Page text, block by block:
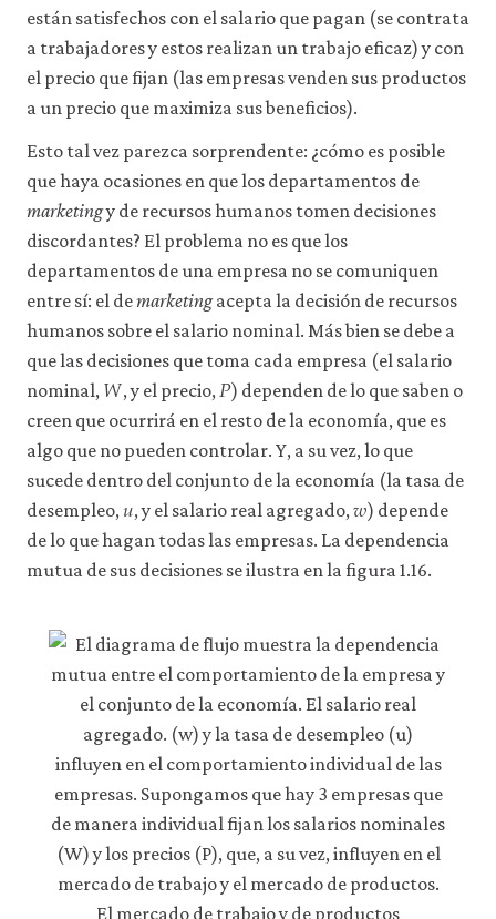
están satisfechos con el salario que pagan (se contrata
a trabajadores y estos realizan un trabajo eficaz) y con
el precio que fijan (las empresas venden sus productos
a un precio que maximiza sus beneficios).
Esto tal vez parezca sorprendente: ¿cómo es posible
que haya ocasiones en que los departamentos de
marketingy de recursos humanos tomen decisiones
discordantes? El problema no es que los
departamentos de una empresa no se comuniquen
entre sí: el demarketingacepta la decisión de recursos
humanos sobre el salario nominal. Más bien se debe a
que las decisiones que toma cada empresa (el salario
nominal, 𝑊
W, y el precio,𝑃
P) dependen de lo que saben o
creen que ocurrirá en el resto de la economía, que es
algo que no pueden controlar. Y, a su vez, lo que
sucede dentro del conjunto de la economía (la tasa de
desempleo, 𝑢, y el salario real agregado,𝑤w) depende
de lo que hagan todas las empresas. La dependencia
mutua de sus decisiones se ilustra en la figura 1.16.